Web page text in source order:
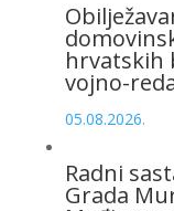
hrvatskih
vojno-
05.08.2026.
Radni
Grada